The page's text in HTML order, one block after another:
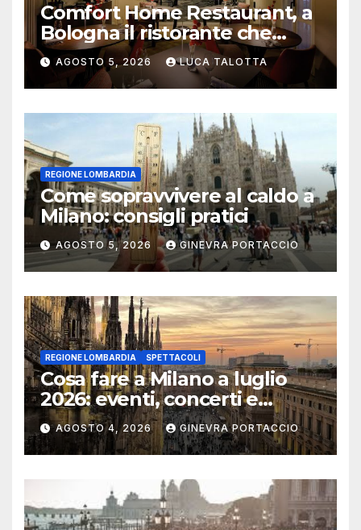
Comfort Home Restaurant, a
Bologna il ristorante che
trasforma l’ospitalità in
un’esperienza di casa
AGOSTO 5, 2026 LUCA TALOTTA
REGIONE LOMBARDIA
Come sopravvivere al caldo a
Milano: consigli pratici
AGOSTO 5, 2026 GINEVRA PORTACCIO
REGIONE LOMBARDIA SPETTACOLI
Cosa fare a Milano a luglio
2026: eventi, concerti e
mostre
AGOSTO 4, 2026 GINEVRA PORTACCIO